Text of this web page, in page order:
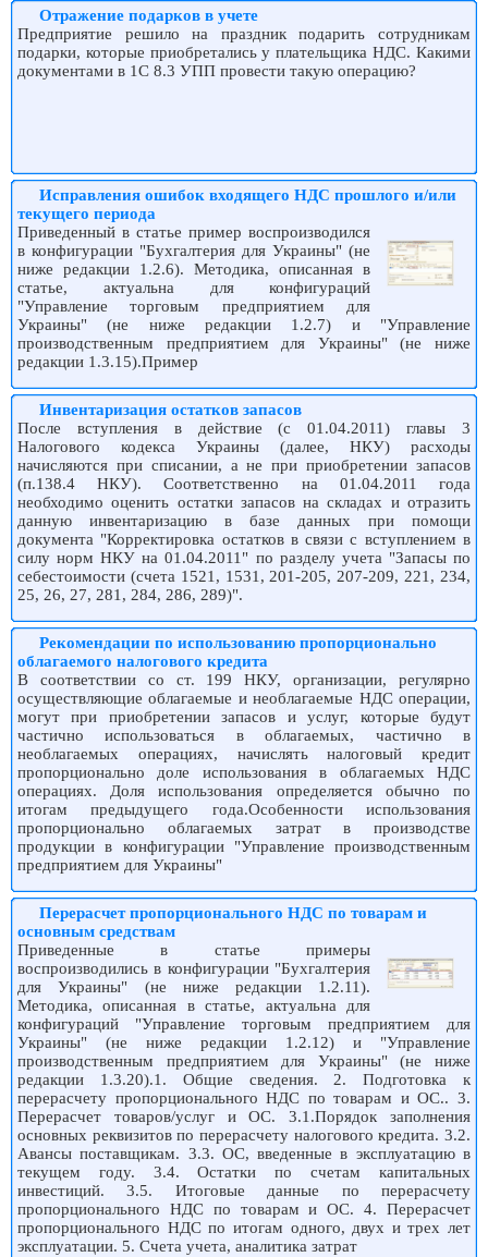
Отражение подарков в учете
Предприятие решило на праздник подарить сотрудникам
подарки, которые приобретались у плательщика НДС. Какими
документами в 1С 8.3 УПП провести такую операцию?
Исправления ошибок входящего НДС прошлого и/или
текущего периода
Приведенный в статье пример воспроизводился
в конфигурации "Бухгалтерия для Украины" (не
ниже редакции 1.2.6). Методика, описанная в
статье, актуальна для конфигураций
"Управление торговым предприятием для
Украины" (не ниже редакции 1.2.7) и "Управление
производственным предприятием для Украины" (не ниже
редакции 1.3.15).Пример
Инвентаризация остатков запасов
После вступления в действие (с 01.04.2011) главы 3
Налогового кодекса Украины (далее, НКУ) расходы
начисляются при списании, а не при приобретении запасов
(п.138.4 НКУ). Соответственно на 01.04.2011 года
необходимо оценить остатки запасов на складах и отразить
данную инвентаризацию в базе данных при помощи
документа "Корректировка остатков в связи с вступлением в
силу норм НКУ на 01.04.2011" по разделу учета "Запасы по
себестоимости (счета 1521, 1531, 201-205, 207-209, 221, 234,
25, 26, 27, 281, 284, 286, 289)".
Рекомендации по использованию пропорционально
облагаемого налогового кредита
В соответствии со ст. 199 НКУ, организации, регулярно
осуществляющие облагаемые и необлагаемые НДС операции,
могут при приобретении запасов и услуг, которые будут
частично использоваться в облагаемых, частично в
необлагаемых операциях, начислять налоговый кредит
пропорционально доле использования в облагаемых НДС
операциях. Доля использования определяется обычно по
итогам предыдущего года.Особенности использования
пропорционально облагаемых затрат в производстве
продукции в конфигурации "Управление производственным
предприятием для Украины"
Перерасчет пропорционального НДС по товарам и
основным средствам
Приведенные в статье примеры
воспроизводились в конфигурации "Бухгалтерия
для Украины" (не ниже редакции 1.2.11).
Методика, описанная в статье, актуальна для
конфигураций "Управление торговым предприятием для
Украины" (не ниже редакции 1.2.12) и "Управление
производственным предприятием для Украины" (не ниже
редакции 1.3.20).1. Общие сведения. 2. Подготовка к
перерасчету пропорционального НДС по товарам и ОС.. 3.
Перерасчет товаров/услуг и ОС. 3.1.Порядок заполнения
основных реквизитов по перерасчету налогового кредита. 3.2.
Авансы поставщикам. 3.3. ОС, введенные в эксплуатацию в
текущем году. 3.4. Остатки по счетам капитальных
инвестиций. 3.5. Итоговые данные по перерасчету
пропорционального НДС по товарам и ОС. 4. Перерасчет
пропорционального НДС по итогам одного, двух и трех лет
эксплуатации. 5. Счета учета, аналитика затрат